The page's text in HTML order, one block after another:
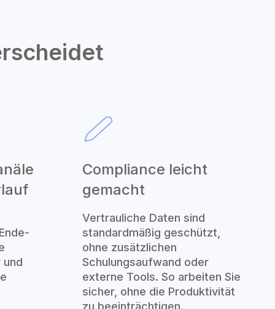
und
Compliance leicht
gemacht
Vertrauliche Daten sind
standardmäßig geschützt,
ohne zusätzlichen
Schulungsaufwand oder
externe Tools. So arbeiten Sie
sicher, ohne die Produktivität
zu beeinträchtigen.